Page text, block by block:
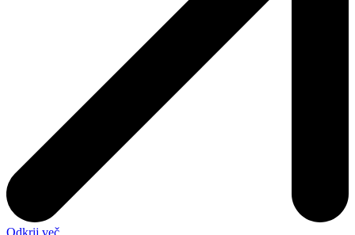
Odkrij več